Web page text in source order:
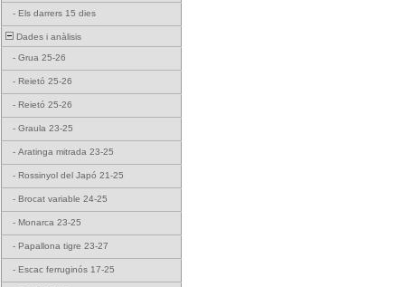
- Els darrers 15 dies
Dades i anàlisis
- Grua 25-26
- Reietó 25-26
- Reietó 25-26
- Graula 23-25
- Aratinga mitrada 23-25
- Rossinyol del Japó 21-25
- Brocat variable 24-25
- Monarca 23-25
- Papallona tigre 23-27
- Escac ferruginós 17-25